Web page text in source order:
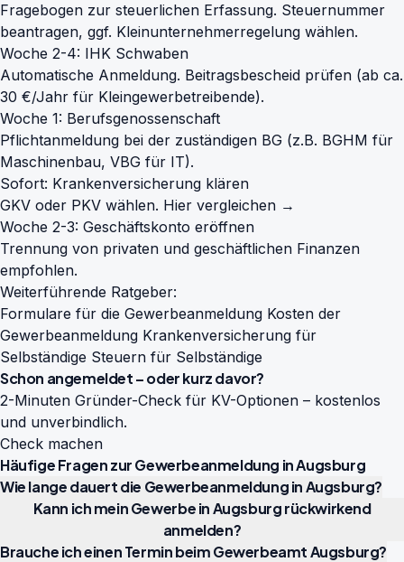
Fragebogen zur steuerlichen Erfassung. Steuernummer
beantragen, ggf. Kleinunternehmerregelung wählen.
Woche 2-4: IHK Schwaben
Automatische Anmeldung. Beitragsbescheid prüfen (ab ca.
30 €/Jahr für Kleingewerbetreibende).
Woche 1: Berufsgenossenschaft
Pflichtanmeldung bei der zuständigen BG (z.B. BGHM für
Maschinenbau, VBG für IT).
Sofort: Krankenversicherung klären
GKV oder PKV wählen. Hier vergleichen →
Woche 2-3: Geschäftskonto eröffnen
Trennung von privaten und geschäftlichen Finanzen
empfohlen.
Weiterführende Ratgeber:
Formulare für die Gewerbeanmeldung Kosten der
Gewerbeanmeldung Krankenversicherung für
Selbständige Steuern für Selbständige
Schon angemeldet – oder kurz davor?
2-Minuten Gründer-Check für KV-Optionen – kostenlos
und unverbindlich.
Check machen
Häufige Fragen zur Gewerbeanmeldung in Augsburg
Wie lange dauert die Gewerbeanmeldung in Augsburg?
Kann ich mein Gewerbe in Augsburg rückwirkend
anmelden?
Brauche ich einen Termin beim Gewerbeamt Augsburg?